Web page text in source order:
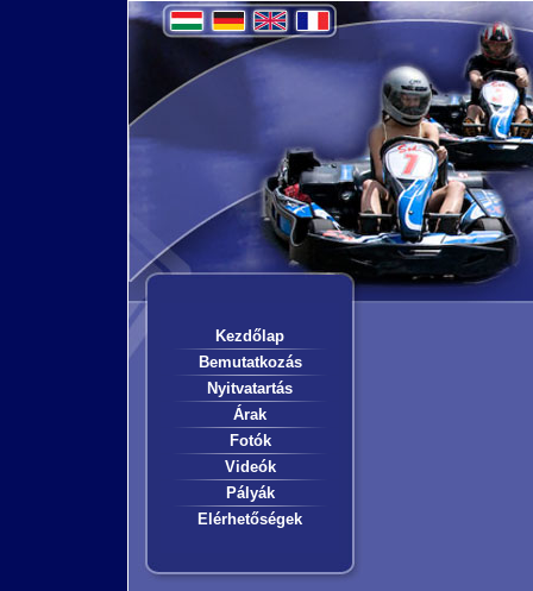
Kezdőlap
Bemutatkozás
Nyitvatartás
Árak
Fotók
Videók
Pályák
Elérhetőségek